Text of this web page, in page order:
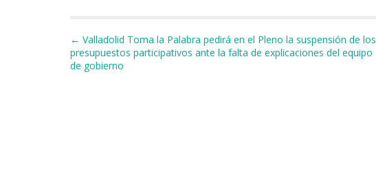
b
o
o
k
y
d
s
A
p m
ti
Navegación de entradas
← Valladolid Toma la Palabra pedirá en el Pleno la suspensión de los
presupuestos participativos ante la falta de explicaciones del equipo
de gobierno